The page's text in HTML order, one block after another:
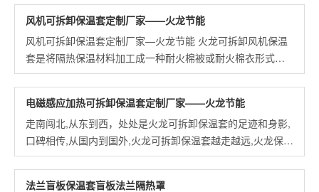
可拆卸目的 .....
风机可拆卸保温套定制厂家——火龙节能
风机可拆卸保温套定制厂家—火龙节能 火龙可拆卸风机保温
套是将隔热保温材料加工成一种耐火棉被或耐火棉衣形式的
新型产品,借助耐火魔术贴或耐火纤维绑带固定,从而达到可重
复使用的目的.....
电磁感应加热可拆卸保温套定制厂家——火龙节能
走南闯北,从东到西，处处是火龙可拆卸保温套的足迹和身影,
口碑相传,从国内到国外,火龙可拆卸保温套越走越远,火龙保温
套到底出自哪里呢?电磁感应加热可拆卸保温套定制厂家——
火龙节能 .....
法兰盲板保温套盲板法兰隔热罩